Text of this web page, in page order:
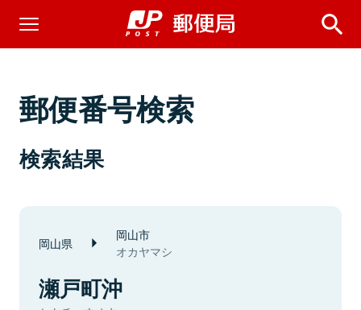
郵便番号検索
検索結果
岡山県 岡山市
オカヤマシ
瀬戸町沖